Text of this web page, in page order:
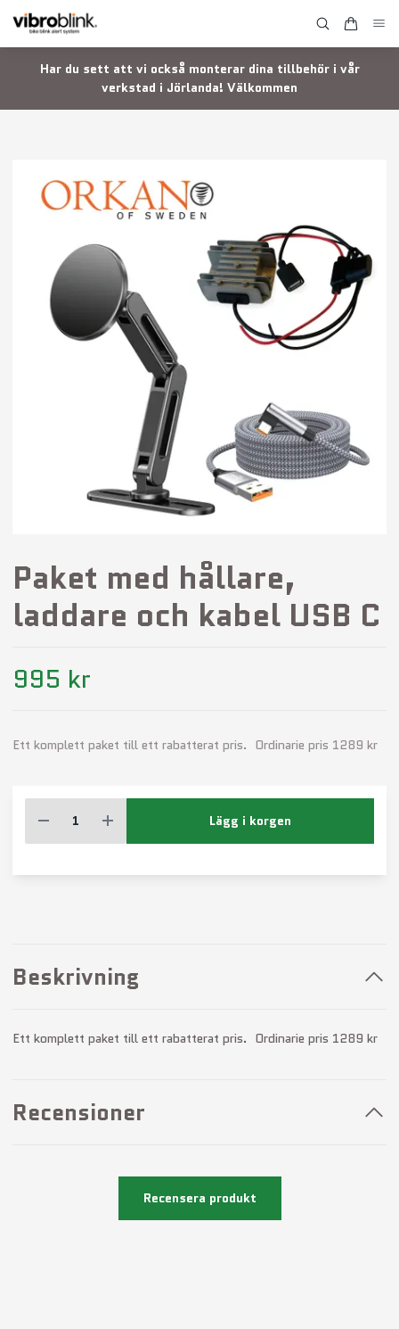
Har du sett att vi också monterar dina tillbehör i vår
verkstad i Jörlanda! Välkommen
Paket med hållare,
laddare och kabel USB C
995 kr
Ett komplett paket till ett rabatterat pris. Ordinarie pris 1289 kr
Lägg i korgen
Beskrivning
Ett komplett paket till ett rabatterat pris. Ordinarie pris 1289 kr
Recensioner
Recensera produkt